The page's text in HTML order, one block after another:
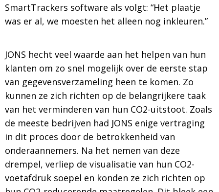
SmartTrackers software als volgt: “Het plaatje
was er al, we moesten het alleen nog inkleuren.”
JONS hecht veel waarde aan het helpen van hun
klanten om zo snel mogelijk over de eerste stap
van gegevensverzameling heen te komen. Zo
kunnen ze zich richten op de belangrijkere taak
van het verminderen van hun CO2-uitstoot. Zoals
de meeste bedrijven had JONS enige vertraging
in dit proces door de betrokkenheid van
onderaannemers. Na het nemen van deze
drempel, verliep de visualisatie van hun CO2-
voetafdruk soepel en konden ze zich richten op